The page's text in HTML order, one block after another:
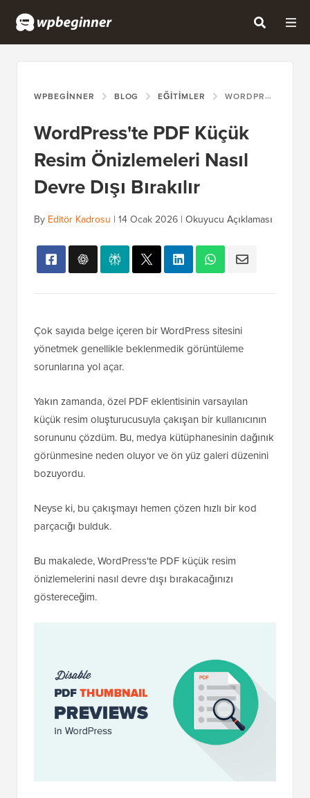
WPBEGINNER BLOG EĞITIMLER WORDPRESS'TE PDF KÜÇÜK RESIM ÖNIZLEMELERI NASIL DEVRE DIŞI BIRAKILIR
WordPress'te PDF Küçük
Resim Önizlemeleri Nasıl
Devre Dışı Bırakılır
By Editör Kadrosu | 14 Ocak 2026 | Okuyucu Açıklaması
Çok sayıda belge içeren bir WordPress sitesini
yönetmek genellikle beklenmedik görüntüleme
sorunlarına yol açar.
Yakın zamanda, özel PDF eklentisinin varsayılan
küçük resim oluşturucusuyla çakışan bir kullanıcının
sorununu çözdüm. Bu, medya kütüphanesinin dağınık
görünmesine neden oluyor ve ön yüz galeri düzenini
bozuyordu.
Neyse ki, bu çakışmayı hemen çözen hızlı bir kod
parçacığı bulduk.
Bu makalede, WordPress'te PDF küçük resim
önizlemelerini nasıl devre dışı bırakacağınızı
göstereceğim.